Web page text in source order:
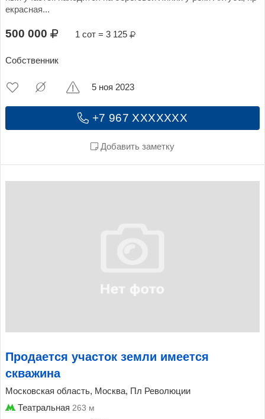
екрасная...
500 000 1 сот = 3 125
Собственник
+7 967 XXXXXXX
Добавить заметку
5 ноя 2023
Продается участок земли имеется
скважина
Московская область, Москва, Пл Революции
Театральная 263 м